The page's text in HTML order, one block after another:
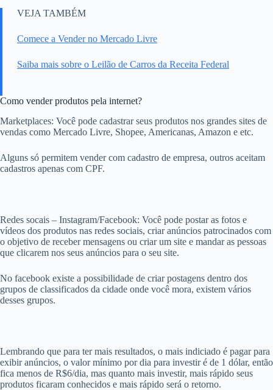
VEJA TAMBÉM
Comece a Vender no Mercado Livre
Saiba mais sobre o Leilão de Carros da Receita Federal
Como vender produtos pela internet?
Marketplaces: Você pode cadastrar seus produtos nos grandes sites de
vendas como Mercado Livre, Shopee, Americanas, Amazon e etc.
Alguns só permitem vender com cadastro de empresa, outros aceitam
cadastros apenas com CPF.
Redes socais – Instagram/Facebook: Você pode postar as fotos e
vídeos dos produtos nas redes sociais, criar anúncios patrocinados com
o objetivo de receber mensagens ou criar um site e mandar as pessoas
que clicarem nos seus anúncios para o seu site.
No facebook existe a possibilidade de criar postagens dentro dos
grupos de classificados da cidade onde você mora, existem vários
desses grupos.
Lembrando que para ter mais resultados, o mais indiciado é pagar para
exibir anúncios, o valor mínimo por dia para investir é de 1 dólar, então
fica menos de R$6/dia, mas quanto mais investir, mais rápido seus
produtos ficaram conhecidos e mais rápido será o retorno.